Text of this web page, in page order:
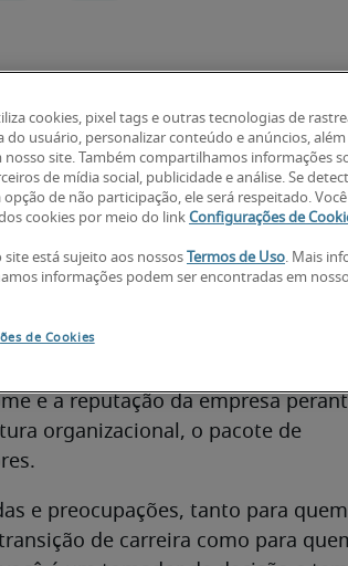
19 deixarão marcas em toda
profissionais. Dentro das
elas incluem o tema
mais seletivos na busca por uma
e a reputação da empresa
organizacional, o pacote de
e preocupações, tanto para quem
de carreira como para
cookies, pixel tags e outras tecnologias de
do usuário, personalizar conteúdo e anúncios,
nosso site. Também compartilhamos informações
de mídia social, publicidade e análise. Se
opção de não participação, ele será respeitado.
cookies por meio do link Configurações de
site está sujeito aos nossos Termos de Uso. Mais
informações podem ser encontradas em nosso
de Cookies